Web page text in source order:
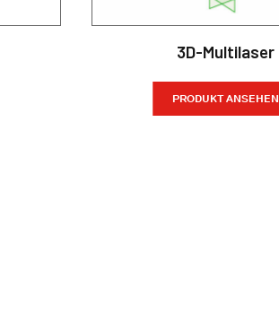
3D-Multilaser
PRODUKT ANSEHEN